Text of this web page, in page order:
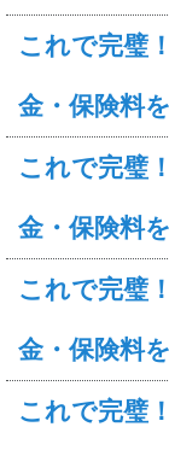
これで完璧
金・保険料
これで完璧
金・保険料
これで完璧
金・保険料
これで完璧